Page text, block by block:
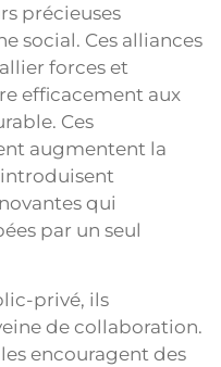
précieuses
social. Ces alliances
forces et
efficacement aux
Ces
augmentent la
qui
par un seul
privé, ils
de collaboration.
encouragent des